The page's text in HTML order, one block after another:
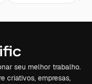
seu melhor trabalho.
criativos, empresas,